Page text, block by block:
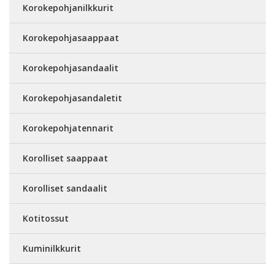
Korokepohjanilkkurit
Korokepohjasaappaat
Korokepohjasandaalit
Korokepohjasandaletit
Korokepohjatennarit
Korolliset saappaat
Korolliset sandaalit
Kotitossut
Kuminilkkurit